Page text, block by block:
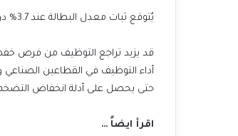
يُتوقع ثبات معدل البطالة عند 3.7% دون تغيير عن يناير، في حين قد يتراجع متوسط الأجر الساعي إلى 0.2% من 0.6% سابقًا.
قد يزيد تراجع التوظيف من فرص خفض
أداء التوظيف في القطاعين الصناعي
حتى يحصل على أدلة انخفاض
اقرأ ايضاً …